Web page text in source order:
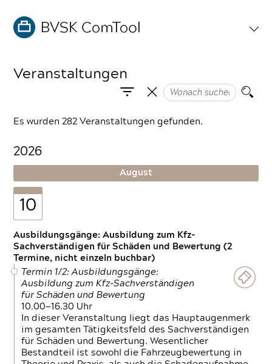
Veranstaltungen
Es wurden 282 Veranstaltungen gefunden.
2026
August
10
Ausbildungsgänge: Ausbildung zum Kfz-
Sachverständigen für Schäden und Bewertung (2
Termine, nicht einzeln buchbar)
Termin 1/2: Ausbildungsgänge:
Ausbildung zum Kfz-Sachverständigen
für Schäden und Bewertung
10.00—16.30 Uhr
In dieser Veranstaltung liegt das Hauptaugenmerk
im gesamten Tätigkeitsfeld des Sachverständigen
für Schäden und Bewertung. Wesentlicher
Bestandteil ist sowohl die Fahrzeugbewertung in